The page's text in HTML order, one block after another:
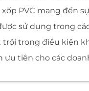
xốp PVC mang đến
sử dụng trong
trội trong điều kiện
ưu tiên cho các